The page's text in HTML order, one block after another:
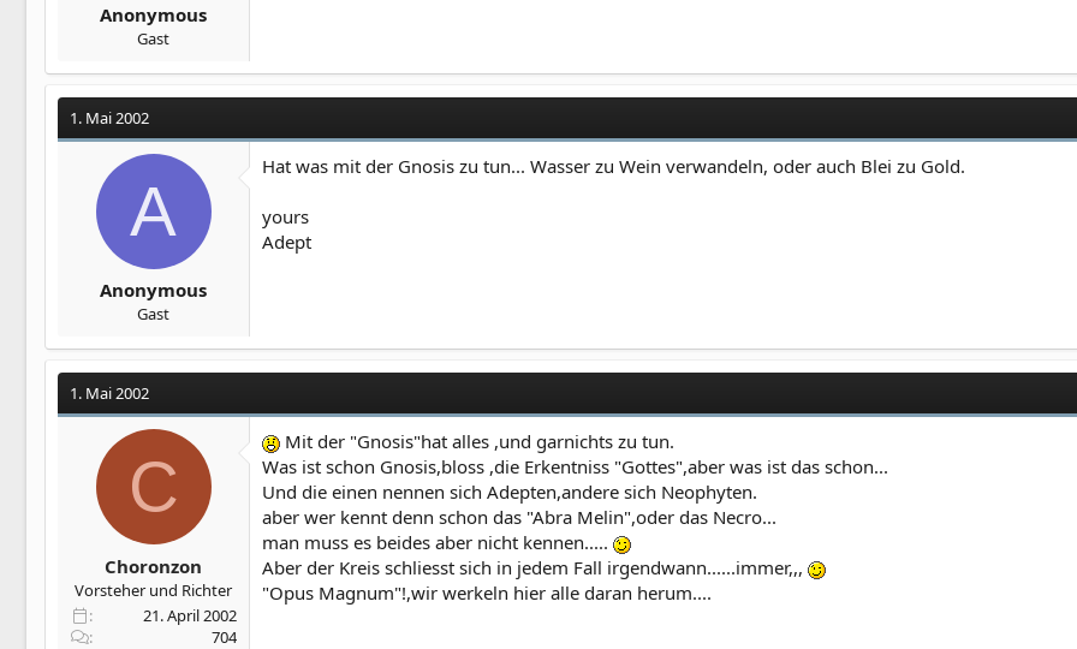
Anonymous
Gast
1. Mai 2002
A
Anonymous
Gast
Hat was mit der Gnosis zu tun... Wasser zu Wein verwandeln, oder auch Blei zu Gold.
yours
Adept
1. Mai 2002
C
Choronzon
Vorsteher und Richter
21. April 2002
704
Mit der "Gnosis"hat alles ,und garnichts zu tun.
Was ist schon Gnosis,bloss ,die Erkentniss "Gottes",aber was ist das schon...
Und die einen nennen sich Adepten,andere sich Neophyten.
aber wer kennt denn schon das "Abra Melin",oder das Necro...
man muss es beides aber nicht kennen.....
Aber der Kreis schliesst sich in jedem Fall irgendwann......immer,,,
"Opus Magnum"!,wir werkeln hier alle daran herum....